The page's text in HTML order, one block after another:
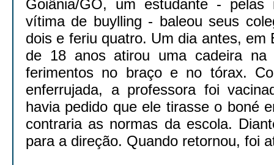
Goiânia/GO, um estudante - pelas
vítima de buylling - baleou seus
dois e feriu quatro. Um dia antes, em
de 18 anos atirou uma cadeira na
ferimentos no braço e no tórax.
enferrujada, a professora foi
havia pedido que ele tirasse o boné
contraria as normas da escola.
para a direção. Quando retornou, foi